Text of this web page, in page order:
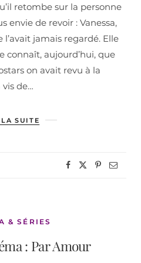
retombe sur la personne
envie de revoir : Vanessa,
jamais regardé. Elle
connaît, aujourd’hui, que
on avait revu à la
vis de…
SUITE
& SÉRIES
: Par Amour